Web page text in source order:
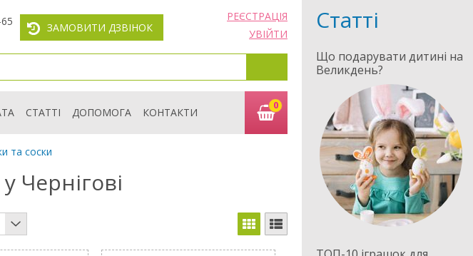
ЗАМОВИТИ ДЗВІНОК
РЕЄСТРАЦІЯ
УВІЙТИ
СТАТТІ ДОПОМОГА КОНТАКТИ
0
та соски
Чернігові
Статті
Що подарувати дитині на
Великдень?